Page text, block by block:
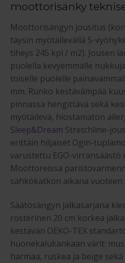
moottorisänky
Moottorisängyn jousitus
täysin myötäilevällä 5-
tiheys 245 kpl / m2). Jousen
puolella kevyemmälle
toiselle puolelle
mm. Runko kestävämpää
pinnassa hengittävä sekä
myötäilevä, hiostamaton
Sleep&Dream Stretchline-
erittäin hiljaiset Ogin-
varustettu EGO-virransäästö
Moottoreissa
sähkökatkon aikana vuoteen
Säätösängyn jalkasarjana
rosterinen 20 cm korkea
kestävän OEKO-TEX
huonekalukankaan värit:
harmaa, ruskea ja beige